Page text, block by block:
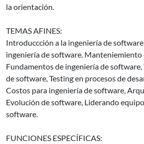
la orientación.
TEMAS AFINES:
Introduccción a la ingeniería de
ingeniería de software. Manteniemiento
Fundamentos de ingeniería de software,
de software, Testing en procesos de
Costos para ingeniería de software,
Evolución de software, Liderando
software.
FUNCIONES ESPECÍFICAS: